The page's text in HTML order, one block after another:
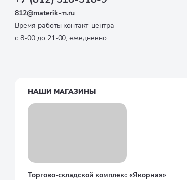
812@materik-m.ru
Время работы контакт-центра
с 8-00 до 21-00, ежедневно
НАШИ МАГАЗИНЫ
Торгово-складской комплекс «Якорная»